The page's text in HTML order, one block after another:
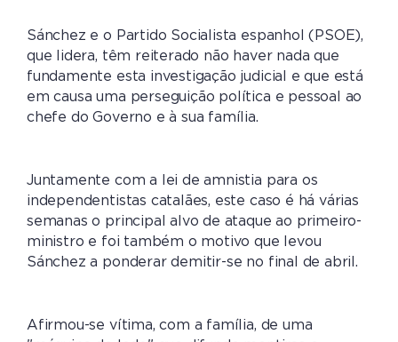
Sánchez e o Partido Socialista espanhol (PSOE),
que lidera, têm reiterado não haver nada que
fundamente esta investigação judicial e que está
em causa uma perseguição política e pessoal ao
chefe do Governo e à sua família.
Juntamente com a lei de amnistia para os
independentistas catalães, este caso é há várias
semanas o principal alvo de ataque ao primeiro-
ministro e foi também o motivo que levou
Sánchez a ponderar demitir-se no final de abril.
Afirmou-se vítima, com a família, de uma